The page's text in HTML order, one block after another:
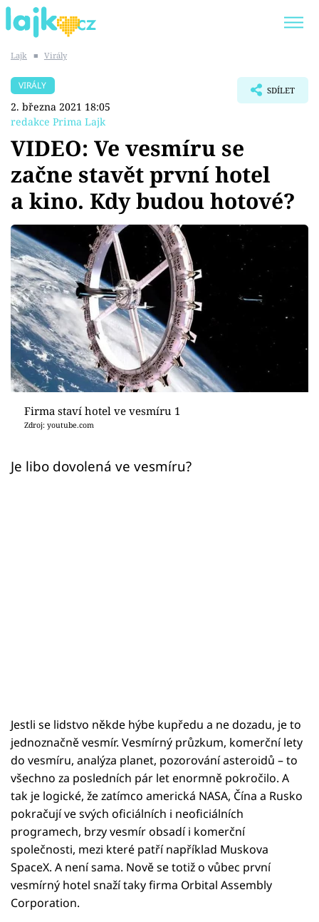
SHOPAHOLICADEL
Témata
Showbyznys
Youtubeři
Virály
Sex a vztahy
Videa
Sledujte prima+
Přihlášení
Lajk ■ Virály
VIRÁLY
2. března 2021 18:05
redakce Prima Lajk
SDÍLET
VIDEO: Ve vesmíru se
začne stavět první hotel
a kino. Kdy budou hotové?
Firma staví hotel ve vesmíru 1
Zdroj: youtube.com
Je libo dovolená ve vesmíru?
Jestli se lidstvo někde hýbe kupředu a ne dozadu, je to
jednoznačně vesmír. Vesmírný průzkum, komerční lety
do vesmíru, analýza planet, pozorování asteroidů – to
všechno za posledních pár let enormně pokročilo. A
tak je logické, že zatímco americká NASA, Čína a Rusko
pokračují ve svých oficiálních i neoficiálních
programech, brzy vesmír obsadí i komerční
společnosti, mezi které patří například Muskova
SpaceX. A není sama. Nově se totiž o vůbec první
vesmírný hotel snaží taky firma Orbital Assembly
Corporation.